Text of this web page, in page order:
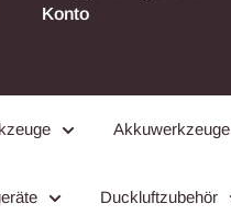
Konto
Akkuwerkzeuge
Duckluftzubehör